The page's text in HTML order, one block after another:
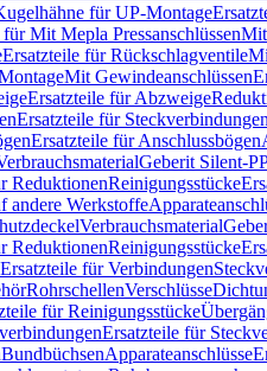
für UP-Montage
Mit Mepla PressanschlüssenMit
Ersatzteile für Rückschlagventile
Mit Gewindeanschlüssen
Ersatzteile für Abzweige
Ersatzteile für Steckverbindungen
Ersatzteile für Anschlussbögen
Geberit Silent-
ReduktionenReinigungsstücke
andere Werkstoffe
Verbrauchsmaterial
ReduktionenReinigungsstücke
Ersatzteile für Verbindungen
RohrschellenVerschlüsse
für Reinigungsstücke
Ersatzteile für
BundbüchsenApparateanschlüsse